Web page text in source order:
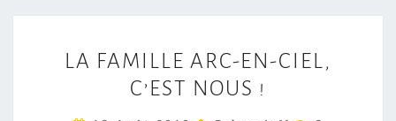
A
F
LA FAMILLE ARC-EN-CIEL,
C’EST NOUS !